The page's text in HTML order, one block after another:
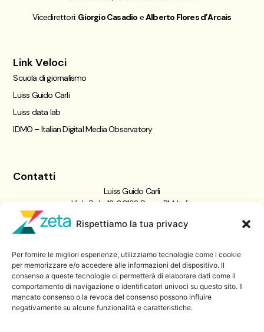
Rispettiamo la tua privacy
Per fornire le migliori esperienze, utilizziamo tecnologie come i cookie
per memorizzare e/o accedere alle informazioni del dispositivo. Il
consenso a queste tecnologie ci permetterà di elaborare dati come il
comportamento di navigazione o identificatori univoci su questo sito. Il
mancato consenso o la revoca del consenso possono influire
negativamente su alcune funzionalità e caratteristiche.
Vicedirettori: Giorgio Casadio eAlberto Flores d’Arcais
Link Veloci
Scuola di giornalismo
Luiss Guido Carli
Luiss data lab
IDMO – Italian Digital Media Observatory
Contatti
Luiss Guido Carli
Viale Pola, 12, 00198 Roma RM, Italia
06 8522 5358
Iscriviti a
Zeta Data Lab
Iscriviti alla nostra newsletter